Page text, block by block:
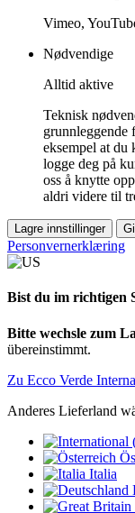
Vimeo,
Nødvendige
Alltid aktive
Teknisk
grunnleggende
eksempel at du
logge deg på
oss å knytte
aldri videre til
Lagre innstillinger
Personvernerklæring
Bist du im richtigen
Bitte wechsle zum
übereinstimmt.
Zu Ecco Verde
Anderes Lieferland
Italia